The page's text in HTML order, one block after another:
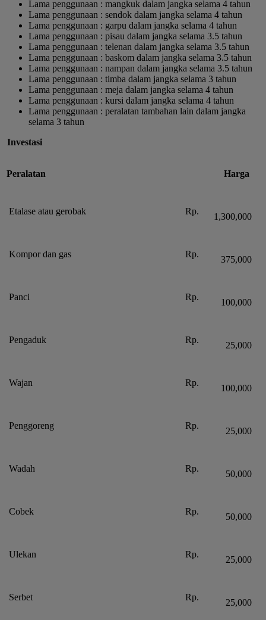
Lama penggunaan : mangkuk dalam jangka selama 4 tahun
Lama penggunaan : sendok dalam jangka selama 4 tahun
Lama penggunaan : garpu dalam jangka selama 4 tahun
Lama penggunaan : pisau dalam jangka selama 3.5 tahun
Lama penggunaan : telenan dalam jangka selama 3.5 tahun
Lama penggunaan : baskom dalam jangka selama 3.5 tahun
Lama penggunaan : nampan dalam jangka selama 3.5 tahun
Lama penggunaan : timba dalam jangka selama 3 tahun
Lama penggunaan : meja dalam jangka selama 4 tahun
Lama penggunaan : kursi dalam jangka selama 4 tahun
Lama penggunaan : peralatan tambahan lain dalam jangka
selama 3 tahun
Investasi
Peralatan Harga
Etalase atau gerobak Rp.
1,300,000
Kompor dan gas Rp.
375,000
Panci Rp.
100,000
Pengaduk Rp.
25,000
Wajan Rp.
100,000
Penggoreng Rp.
25,000
Wadah Rp.
50,000
Cobek Rp.
50,000
Ulekan Rp.
25,000
Serbet Rp.
25,000